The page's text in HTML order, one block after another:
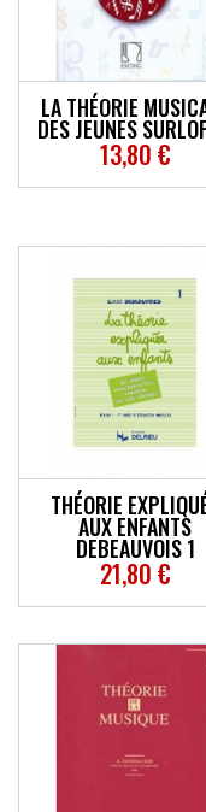
LA THÉORIE
DES JEUNES
13,80 €
THÉORIE
AUX ENFANTS
DEBEAUVOIS 1
21,80 €